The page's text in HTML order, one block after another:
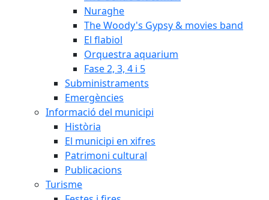
Nuraghe
The Woody's Gypsy & movies band
El flabiol
Orquestra aquarium
Fase 2, 3, 4 i 5
Subministraments
Emergències
Informació del municipi
Història
El municipi en xifres
Patrimoni cultural
Publicacions
Turisme